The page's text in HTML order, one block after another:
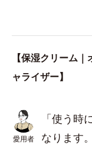
【保湿クリーム
ャライザー】
愛用者
「使う時
なります